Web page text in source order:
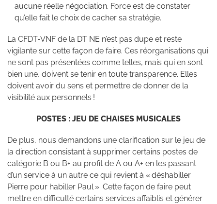
aucune réelle négociation. Force est de constater
qu’elle fait le choix de cacher sa stratégie.
La CFDT-VNF de la DT NE n’est pas dupe et reste
vigilante sur cette façon de faire. Ces réorganisations qui
ne sont pas présentées comme telles, mais qui en sont
bien une, doivent se tenir en toute transparence. Elles
doivent avoir du sens et permettre de donner de la
visibilité aux personnels !
POSTES : JEU DE CHAISES MUSICALES
De plus, nous demandons une clarification sur le jeu de
la direction consistant à supprimer certains postes de
catégorie B ou B+ au profit de A ou A+ en les passant
d’un service à un autre ce qui revient à « déshabiller
Pierre pour habiller Paul ». Cette façon de faire peut
mettre en difficulté certains services affaiblis et générer